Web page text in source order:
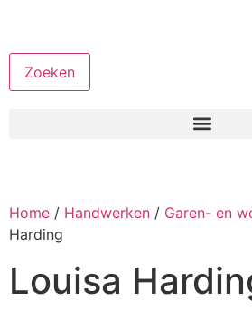
Zoeken
Home / Handwerken / Garen- en
Harding
Louisa